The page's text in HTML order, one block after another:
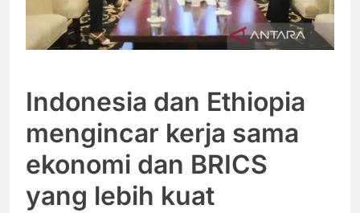
Indonesia dan Ethiopia
mengincar kerja sama
ekonomi dan BRICS
yang lebih kuat